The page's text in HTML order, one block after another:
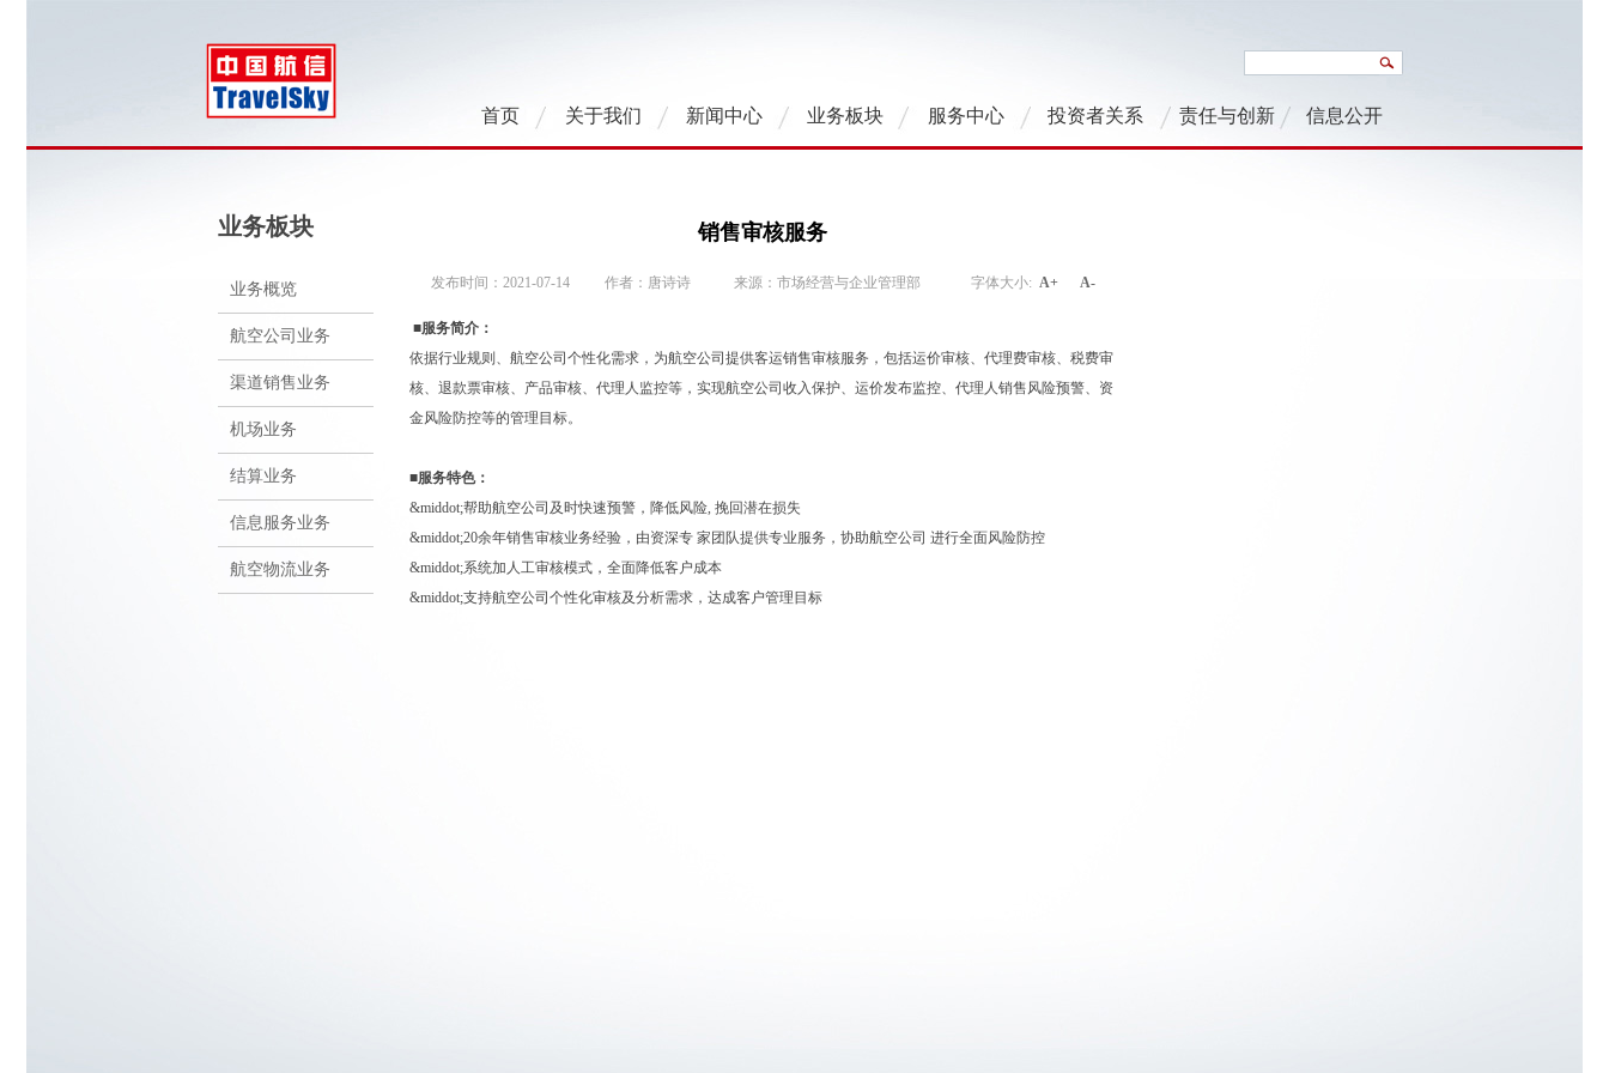
首页 关于我们 新闻中心 业务板块 服务中心 投资者关系 责任与创新 信息公开
业务板块
业务概览
航空公司业务
渠道销售业务
机场业务
结算业务
信息服务业务
航空物流业务
销售审核服务
发布时间：2021-07-14 作者：唐诗诗 来源：市场经营与企业管理部 字体大小: A+ A-
■服务简介：
依据行业规则、航空公司个性化需求，为航空公司提供客运销售审核服务，包括运价审核、代理费审核、税费审
核、退款票审核、产品审核、代理人监控等，实现航空公司收入保护、运价发布监控、代理人销售风险预警、资
金风险防控等的管理目标。
■服务特色：
&middot;帮助航空公司及时快速预警，降低风险, 挽回潜在损失
&middot;20余年销售审核业务经验，由资深专 家团队提供专业服务，协助航空公司 进行全面风险防控
&middot;系统加人工审核模式，全面降低客户成本
&middot;支持航空公司个性化审核及分析需求，达成客户管理目标